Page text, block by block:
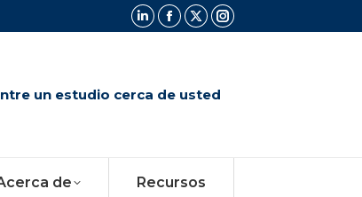
La
LinkedIne
ventana
La
Facebooke
ventana
La
Xe
ventana
La
un estudio cerca de usted
de Recursos